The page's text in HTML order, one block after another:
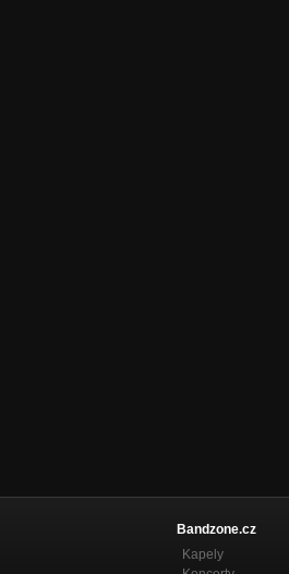
Bandzone.cz
Kapely